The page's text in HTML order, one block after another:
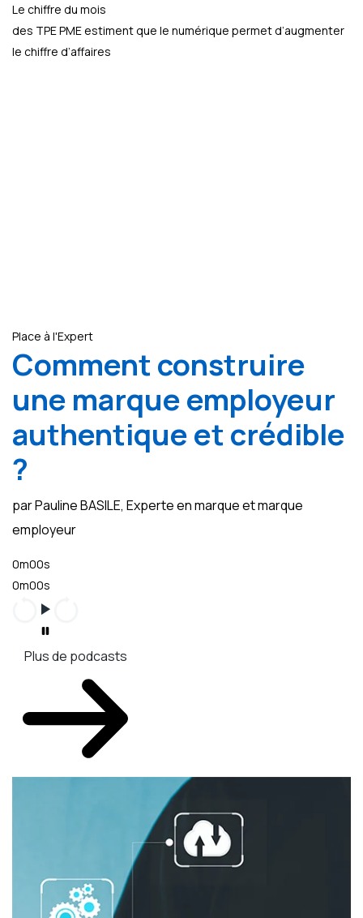
Le chiffre du mois
des TPE PME estiment que le numérique permet d’augmenter
le chiffre d’affaires
Place à l'Expert
Comment construire
une marque employeur
authentique et crédible
?
par Pauline BASILE, Experte en marque et marque
employeur
0m00s
0m00s
Plus de podcasts